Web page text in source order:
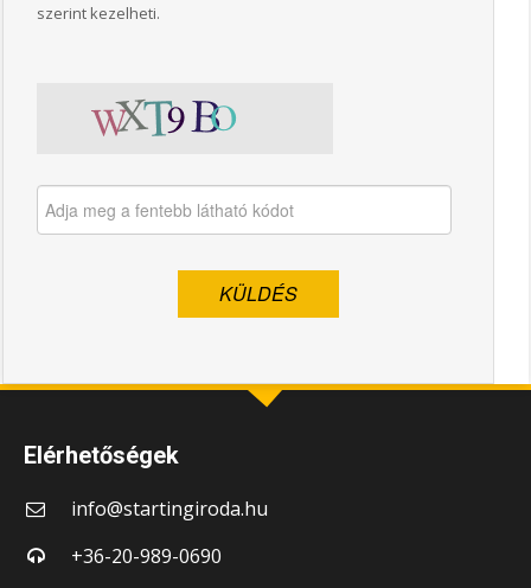
szerint kezelheti.
Elérhetőségek
info@startingiroda.hu
+36-20-989-0690